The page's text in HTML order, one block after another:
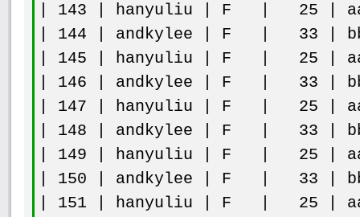
| 143 | hanyuliu | F | 25 |
| 144 | andkylee | F | 33 |
| 145 | hanyuliu | F | 25 |
| 146 | andkylee | F | 33 |
| 147 | hanyuliu | F | 25 |
| 148 | andkylee | F | 33 |
| 149 | hanyuliu | F | 25 |
| 150 | andkylee | F | 33 |
| 151 | hanyuliu | F | 25 |